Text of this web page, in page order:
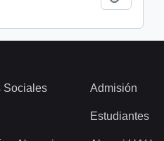
Sociales Admisión
Estudiantes